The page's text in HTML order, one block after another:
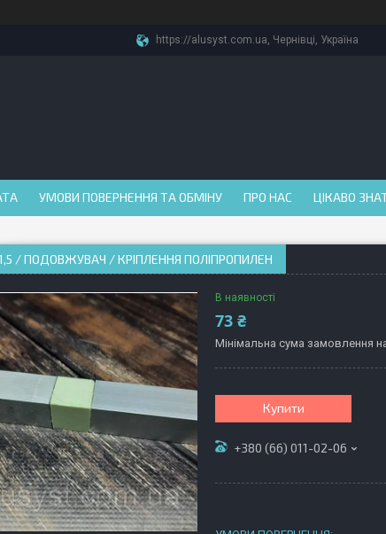
https://alusyst.com.ua, Чернівці, Україна
УМОВИ ПОВЕРНЕННЯ ТА ОБМІНУ ПРО НАС ЦІКАВО
/ ПОДОВЖУВАЧ / КРІПЛЕННЯ ПОЛІПРОПИЛЕН
В наявності
73 ₴
Мінімальна сума замовлення
Купити
+380 (66) 011-02-06